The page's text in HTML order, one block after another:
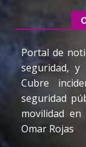
Portal de
seguridad, y
Cubre
seguridad
movilidad
Omar Rojas